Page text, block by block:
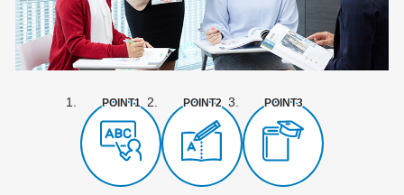
POINT1 POINT2 POINT3